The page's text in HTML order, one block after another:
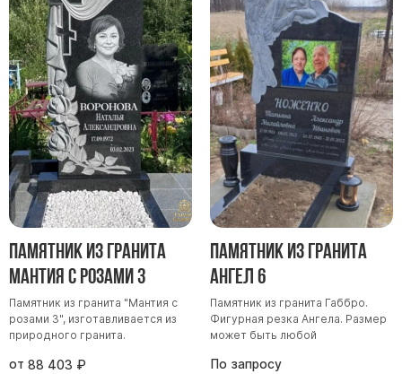
Памятник из гранита
Мантия с розами 3
Памятник из гранита "Мантия с
розами 3", изготавливается из
природного гранита.
от 88 403 ₽
Памятник из гранита
Ангел 6
Памятник из гранита Габбро.
Фигурная резка Ангела. Размер
может быть любой
По запросу